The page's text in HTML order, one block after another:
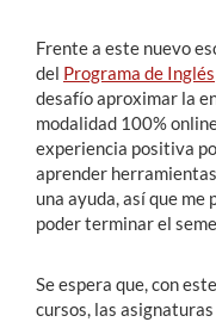
Frente a este nuevo
del Programa de Inglés
desafío aproximar la
modalidad 100%
experiencia positiva
aprender
una ayuda, así que
poder terminar el
Se espera que, con
cursos, las